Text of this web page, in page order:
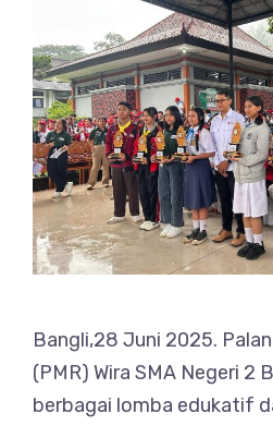
Bangli,28 Juni 2025.
(PMR) Wira SMA Negeri 2
berbagai lomba edukatif